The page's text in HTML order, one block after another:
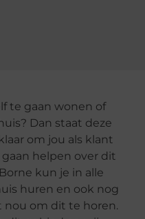
te gaan wonen of
Dan staat deze
klaar om jou als klant
helpen over dit
kun je in alle
huren en ook nog
nou om dit te horen.